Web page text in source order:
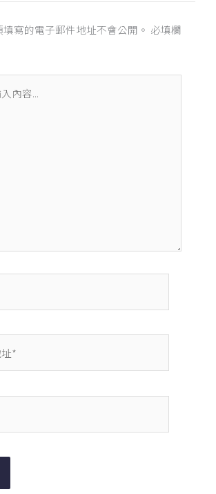
寫的電子郵件地址不會公開。 必填欄